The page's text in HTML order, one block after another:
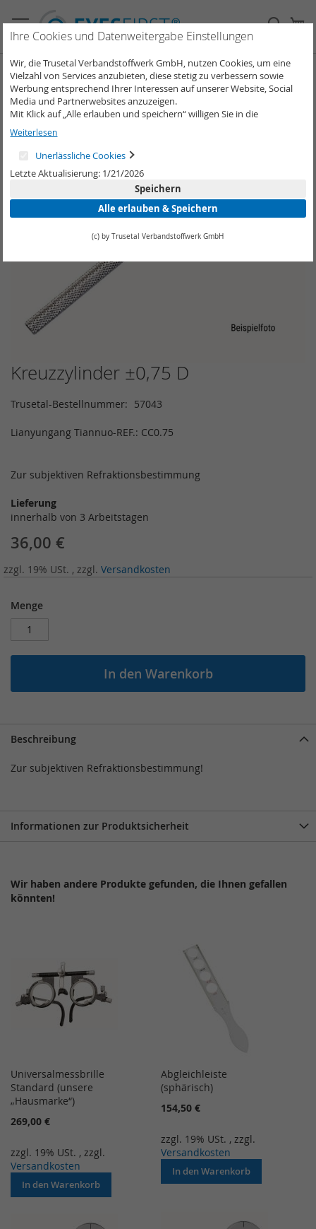
zum
Inhalt
Zum
Ende
der
Bildergalerie
springen
Zum
Anfang
Bildergalerie
Kreuzzylinder ±0,75 D
Trusetal-Bestellnummer 57043
Lianyungang Tiannuo-REF.: CC0.75
Zur subjektiven Refraktionsbestimmung
Lieferung
innerhalb von 3 Arbeitstagen
36,00 €
zzgl. 19% USt. , zzgl. Versandkosten
Menge
In den Warenkorb
Beschreibung
Zur subjektiven Refraktionsbestimmung!
Informationen zur Produktsicherheit
Wir haben andere Produkte gefunden, die Ihnen gefallen
könnten!
Universalmessbrille
Standard (unsere
„Hausmarke“)
269,00 €
zzgl. 19% USt. , zzgl.
Versandkosten
In den Warenkorb
Abgleichleiste
(sphärisch)
154,50 €
zzgl. 19% USt. , zzgl.
Versandkosten
In den Warenkorb
Ihre Cookies und Datenweitergabe Einstellungen
Wir, die Trusetal Verbandstoffwerk GmbH, nutzen Cookies, um eine
Vielzahl von Services anzubieten, diese stetig zu verbessern sowie
Werbung entsprechend Ihrer Interessen auf unserer Website, Social
Media und Partnerwebsites anzuzeigen.
Mit Klick auf „Alle erlauben und speichern“ willigen Sie in die
Verwendung aller Cookies ein.
Unter „Weitere Informationen“ können Sie Ihre Cookie-Einstellungen
selber anpassen und speichern.
Weiterlesen
Unerlässliche Cookies
Letzte Aktualisierung: 1/21/2026
Speichern
Alle erlauben & Speichern
(c) by Trusetal Verbandstoffwerk GmbH